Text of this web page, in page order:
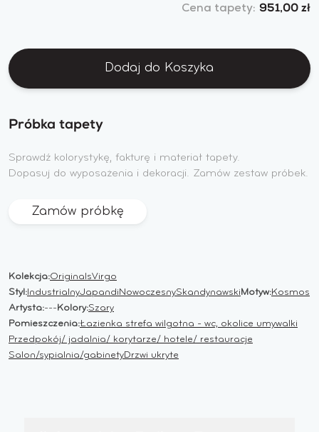
Cena tapety: 951,00 zł
Dodaj do Koszyka
Próbka tapety
Sprawdź kolorystykę, fakturę i materiał tapety.
Dopasuj do wyposażenia i dekoracji. Zamów zestaw próbek.
Zamów próbkę
Kolekcja:OriginalsVirgo
Styl: IndustrialnyJapandiNowoczesnySkandynawskiMotyw:Kosmos
Artysta:---Kolory:Szary
Pomieszczenia:Łazienka strefa wilgotna - wc, okolice umywalki
Przedpokój/ jadalnia/ korytarze/ hotele/ restauracje
Salon/sypialnia/gabinetyDrzwi ukryte